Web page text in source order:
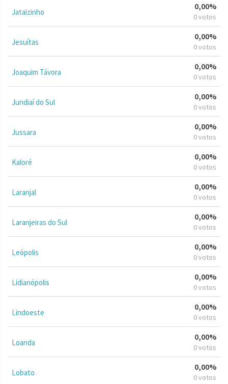
Jataizinho
0,00%
0 votos
Jesuítas
0,00%
0 votos
Joaquim Távora
0,00%
0 votos
Jundiaí do Sul
0,00%
0 votos
Jussara
0,00%
0 votos
Kaloré
0,00%
0 votos
Laranjal
0,00%
0 votos
Laranjeiras do Sul
0,00%
0 votos
Leópolis
0,00%
0 votos
Lidianópolis
0,00%
0 votos
Lindoeste
0,00%
0 votos
Loanda
0,00%
0 votos
Lobato
0,00%
0 votos